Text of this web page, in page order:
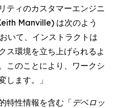
ティのカスタマーエンジニ
Manville) は次のよう
いて、インストラクトは
ス環境を立ち上げられるよ
このことにより、ワークシ
します。」
特性情報を含む「デベロッ